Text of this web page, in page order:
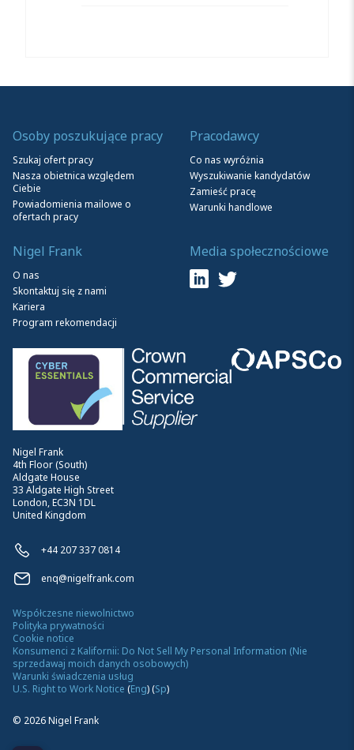
Nigel Frank
4th Floor (South)
Aldgate House
33 Aldgate High Street
London, EC3N 1DL
United Kingdom
+44 207 337 0814
enq@nigelfrank.com
Osoby poszukujące pracy
Szukaj ofert pracy
Nasza obietnica względem
Ciebie
Powiadomienia mailowe o
ofertach pracy
Pracodawcy
Co nas wyróżnia
Wyszukiwanie kandydatów
Zamieść pracę
Warunki handlowe
Nigel Frank
O nas
Skontaktuj się z nami
Kariera
Program rekomendacji
Media społecznościowe
© 2026Nigel Frank
Współczesne niewolnictwo
Polityka prywatności
Cookie notice
Konsumenci z Kalifornii: Do Not Sell My Personal Information (Nie
sprzedawaj moich danych osobowych)
Warunki świadczenia usług
U.S. Right to Work Notice (Eng)(Sp)